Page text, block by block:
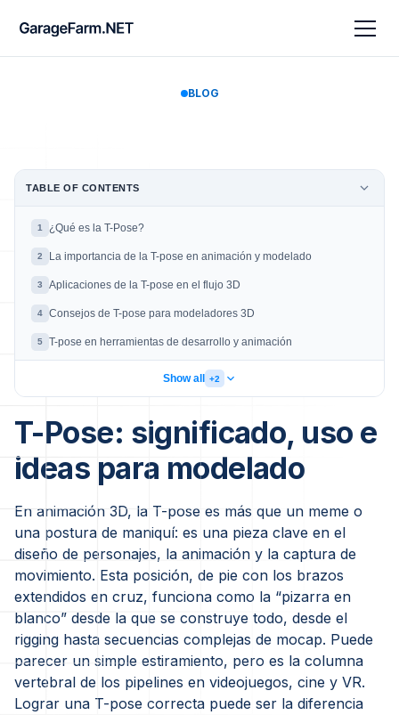
BLOG
T-Pose: significado, uso e
ideas para modelado
En animación 3D, la T-pose es más que un meme o
una postura de maniquí: es una pieza clave en el
diseño de personajes, la animación y la captura de
movimiento. Esta posición, de pie con los brazos
extendidos en cruz, funciona como la “pizarra en
blanco” desde la que se construye todo, desde el
rigging hasta secuencias complejas de mocap. Puede
parecer un simple estiramiento, pero es la columna
vertebral de los pipelines en videojuegos, cine y VR.
Lograr una T-pose correcta puede ser la diferencia
TABLE OF CONTENTS
1 ¿Qué es la T-Pose?
2 La importancia de la T-pose en animación y modelado
3 Aplicaciones de la T-pose en el flujo 3D
4 Consejos de T-pose para modeladores 3D
5 T-pose en herramientas de desarrollo y animación
Show all +2